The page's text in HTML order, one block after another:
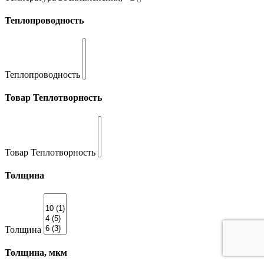
Теплопроводность
Теплопроводность
Товар Теплотворность
Товар Теплотворность
Толщина
Толщина
Толщина, мкм